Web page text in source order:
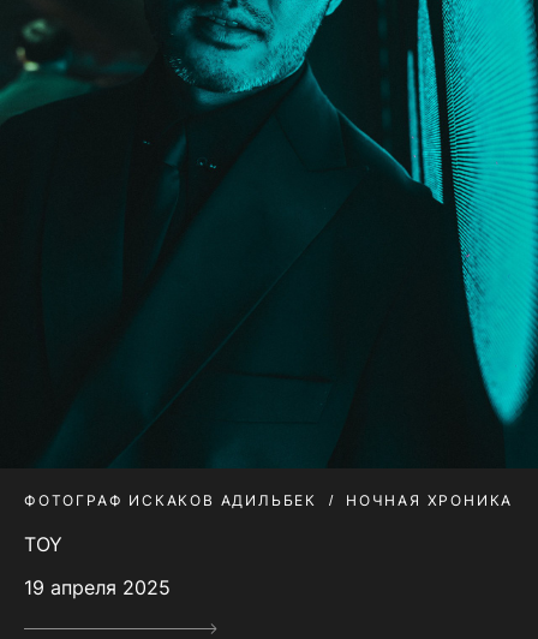
ФОТОГРАФ ИСКАКОВ АДИЛЬБЕК НОЧНАЯ ХРОНИКА
TOY
19 апреля 2025